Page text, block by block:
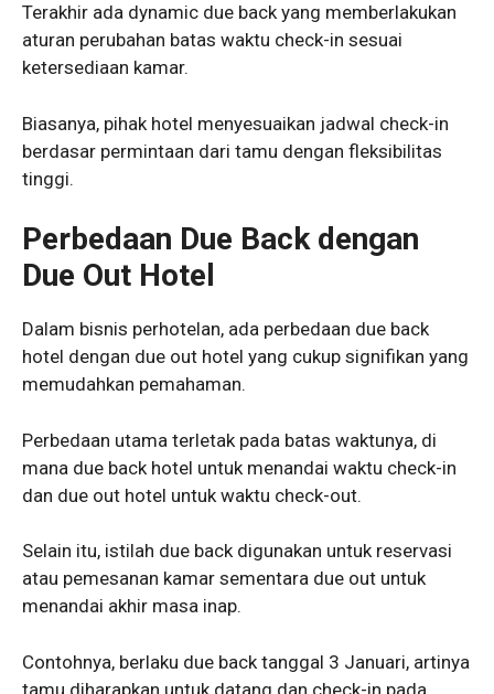
Terakhir ada dynamic due back yang memberlakukan
aturan perubahan batas waktu check-in sesuai
ketersediaan kamar.
Biasanya, pihak hotel menyesuaikan jadwal check-in
berdasar permintaan dari tamu dengan fleksibilitas
tinggi.
Perbedaan Due Back dengan
Due Out Hotel
Dalam bisnis perhotelan, ada perbedaan due back
hotel dengan due out hotel yang cukup signifikan yang
memudahkan pemahaman.
Perbedaan utama terletak pada batas waktunya, di
mana due back hotel untuk menandai waktu check-in
dan due out hotel untuk waktu check-out.
Selain itu, istilah due back digunakan untuk reservasi
atau pemesanan kamar sementara due out untuk
menandai akhir masa inap.
Contohnya, berlaku due back tanggal 3 Januari, artinya
tamu diharapkan untuk datang dan check-in pada